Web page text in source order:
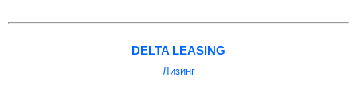
DELTA LEASING
Лизинг